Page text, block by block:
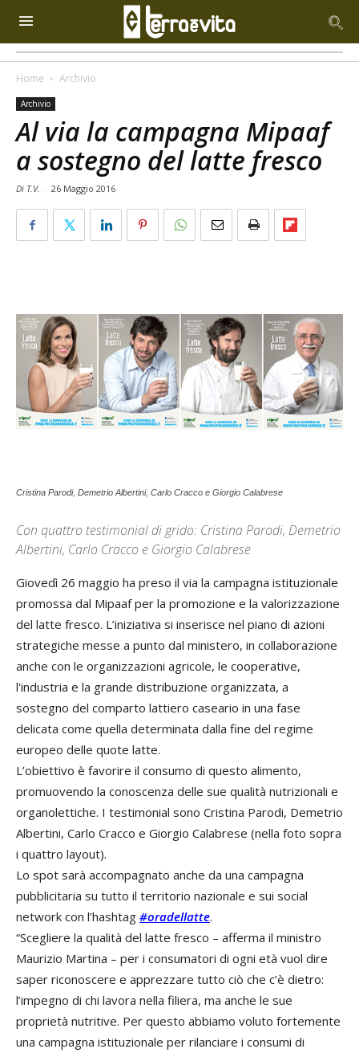
Home Archivio
Archivio
Al via la campagna Mipaaf
a sostegno del latte fresco
Di T.V. - 26 Maggio 2016
Cristina Parodi, Demetrio Albertini, Carlo Cracco e Giorgio Calabrese
Con quattro testimonial di grido: Cristina Parodi, Demetrio
Albertini, Carlo Cracco e Giorgio Calabrese
Giovedì 26 maggio ha preso il via la campagna istituzionale
promossa dal Mipaaf per la promozione e la valorizzazione
del latte fresco. L’iniziativa si inserisce nel piano di azioni
strategiche messe a punto dal ministero, in collaborazione
anche con le organizzazioni agricole, le cooperative,
l'industria e la grande distribuzione organizzata, a
sostegno del comparto lattiero caseario in una fase
delicata come quella determinata dalla fine del regime
europeo delle quote latte.
L’obiettivo è favorire il consumo di questo alimento,
promuovendo la conoscenza delle sue qualità nutrizionali e
organolettiche. I testimonial sono Cristina Parodi, Demetrio
Albertini, Carlo Cracco e Giorgio Calabrese (nella foto sopra
i quattro layout).
Lo spot sarà accompagnato anche da una campagna
pubblicitaria su tutto il territorio nazionale e sui social
network con l’hashtag #oradellatte.
“Scegliere la qualità del latte fresco – afferma il ministro
Maurizio Martina – per i consumatori di ogni età vuol dire
saper riconoscere e apprezzare tutto ciò che c’è dietro:
l’impegno di chi lavora nella filiera, ma anche le sue
proprietà nutritive. Per questo abbiamo voluto fortemente
una campagna istituzionale per rilanciare i consumi di